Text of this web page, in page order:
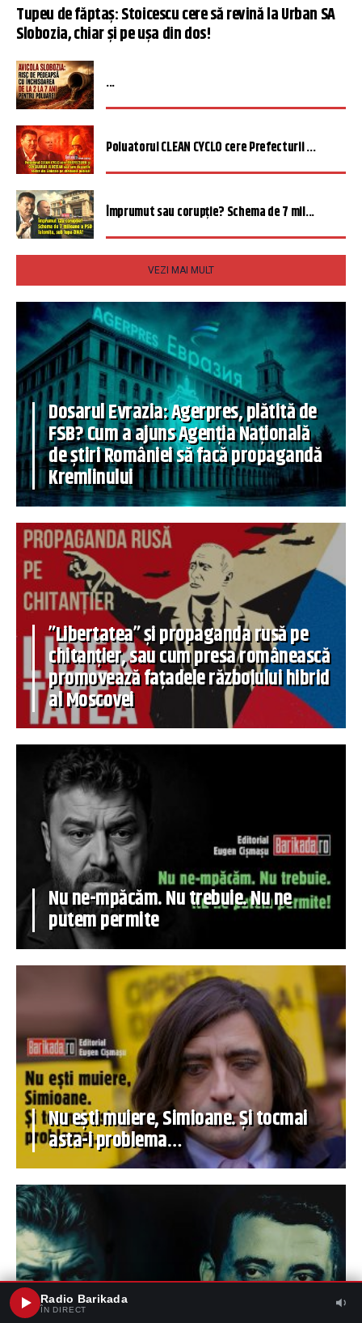
Tupeu de făptaș: Stoicescu cere să revină la Urban SA
Slobozia, chiar și pe ușa din dos!
...
Poluatorul CLEAN CYCLO cere Prefecturii ...
Împrumut sau corupție? Schema de 7 mil...
VEZI MAI MULT
Dosarul Evrazia: Agerpres, plătită de
FSB? Cum a ajuns Agenția Națională
de știri României să facă propagandă
Kremlinului
”Libertatea” și propaganda rusă pe
chitanțier, sau cum presa românească
promovează fațadele războiului hibrid
al Moscovei
Nu ne-mpăcăm. Nu trebuie. Nu ne
putem permite
Nu ești muiere, Simioane. Și tocmai
asta-i problema…
Radio Barikada
ÎN DIRECT